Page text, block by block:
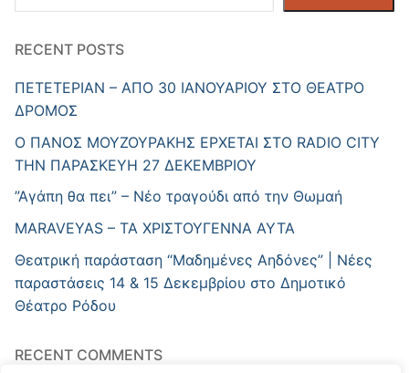
RECENT POSTS
ΠΕΤΕΤΕΡΙΑΝ – ΑΠΟ 30 ΙΑΝΟΥΑΡΙΟΥ ΣΤΟ ΘΕΑΤΡΟ
ΔΡΟΜΟΣ
Ο ΠΑΝΟΣ ΜΟΥΖΟΥΡΑΚΗΣ ΕΡΧΕΤΑΙ ΣΤΟ RADIO CITY
ΤΗΝ ΠΑΡΑΣΚΕΥΗ 27 ΔΕΚΕΜΒΡΙΟΥ
”Αγάπη θα πει” – Νέο τραγούδι από την Θωμαή
MARAVEYAS – ΤΑ ΧΡΙΣΤΟΥΓΕΝΝΑ ΑΥΤΑ
Θεατρική παράσταση “Μαδημένες Αηδόνες” | Νέες
παραστάσεις 14 & 15 Δεκεμβρίου στο Δημοτικό
Θέατρο Ρόδου
RECENT COMMENTS